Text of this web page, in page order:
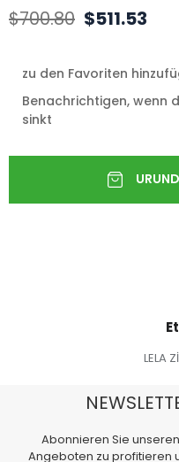
$700.80 $511.53
zu den Favoriten
Benachrichtigen, wenn
sinkt
LELA
Abonnieren Sie
Angeboten zu profitieren